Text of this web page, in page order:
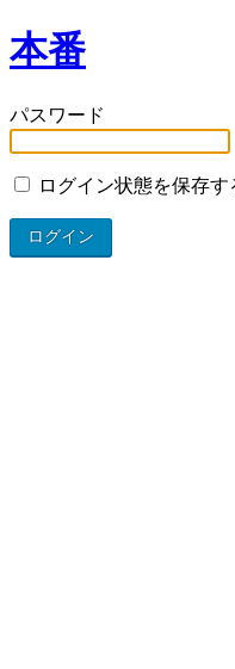
本番
パスワード
ログイン状態を保存す